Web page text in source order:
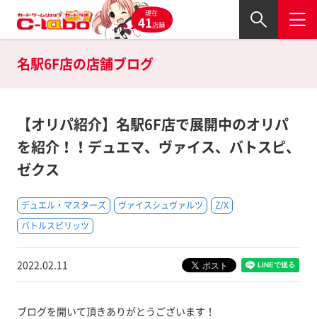
現在
41店舗
名駅6F店の店舗ブログ
【オリパ紹介】名駅6F店で展開中のオリパ
を紹介！！デュエマ、ヴァイス、バトスピ、
ゼクス
デュエル・マスターズ ヴァイスシュヴァルツ
Z/X
バトルスピリッツ
2022.02.11
ブログを開いて頂きありがとうございます！